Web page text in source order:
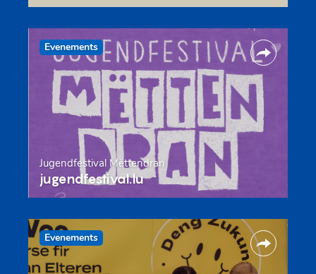
Evenements
Jugendfestival Mëttendran
jugendfestival.lu
Evenements